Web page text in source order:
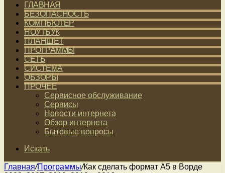
ГЛАВНАЯ
БЕЗОПАСНОСТЬ
КОМПЬЮТЕР
НОУТБУК
ПЛАНШЕТ
ПРОГРАММЫ
СЕТЬ
СИСТЕМА
ОБЗОРЫ
ПРОЧЕЕ
Сервисное обслуживание
Сервисы
Новости интернета
Обзор интернета
Бытовые вопросы
Искать
Главная/Программы/Как сделать формат A5 в Ворде